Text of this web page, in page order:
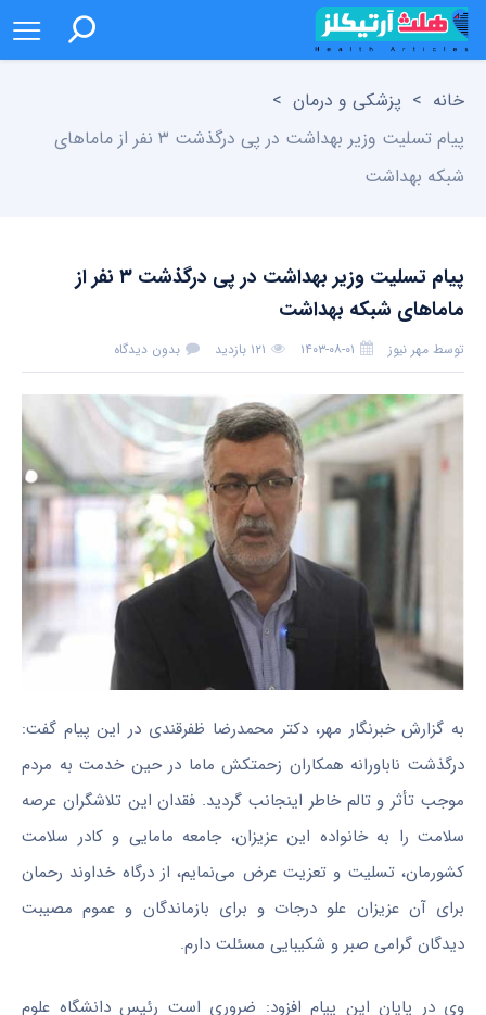
خانه > پزشکی و درمان >
پیام تسلیت وزیر بهداشت در پی درگذشت ۳ نفر از ماماهای
شبکه بهداشت
پیام تسلیت وزیر بهداشت در پی درگذشت ۳ نفر از
ماماهای شبکه بهداشت
توسط مهر نیوز ۱۴۰۳-۰۸-۰۱ ۱۲۱ بازدید بدون دیدگاه
به گزارش خبرنگار مهر، دکتر محمدرضا ظفرقندی در این پیام گفت:
درگذشت ناباورانه همکاران زحمتکش ماما در حین خدمت به مردم
موجب تأثر وتالم خاطر اینجانب گردید. فقدان این تلاشگران عرصه
سلامت را به خانواده این عزیزان، جامعه مامایی و کادر سلامت
کشورمان، تسلیت و تعزیت عرض می‌نمایم، از درگاه خداوند رحمان
برای آن عزیزان علو درجات و برای بازماندگان و عموم مصیبت
دیدگان گرامی صبر و شکیبایی مسئلت دارم.
وی در پایان این پیام افزود: ضروری است رئیس دانشگاه علوم